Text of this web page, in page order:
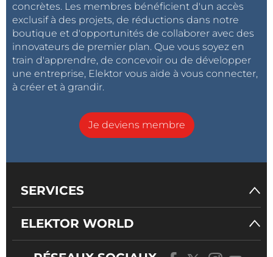
avec une pile quelque six à huit semaines de
données fournies par des capteurs I²C de pression
atmosphérique, température et humidité et les
affiche sur un LCD. Les résultats, collectés par
l’intermédiaire d’un port USB, sont représentés
graphiquement sur un PC par GNUplot.
RC5 en Flowcode
Comment profiter du protocole de
infrarouge de télécommande à vos projets
Notre bus repart, après une petite pause estivale : ce
concrètes. Les membres bénéficient d'un accès
exclusif à des projets, de réductions dans notre
boutique et d'opportunités de collaborer avec des
innovateurs de premier plan. Que vous soyez en
train d'apprendre, de concevoir ou de développer
une entreprise, Elektor vous aide à vous connecter,
à créer et à grandir.
Je deviens membre
SERVICES
ELEKTOR WORLD